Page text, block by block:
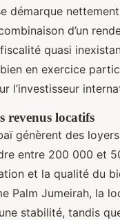
démarque
d’un
fiscalité quasi
en exercice
l’investisseur
revenus locatifs
génèrent des
entre 200 000 et
et la qualité du
Palm Jumeirah, la
stabilité, tandis